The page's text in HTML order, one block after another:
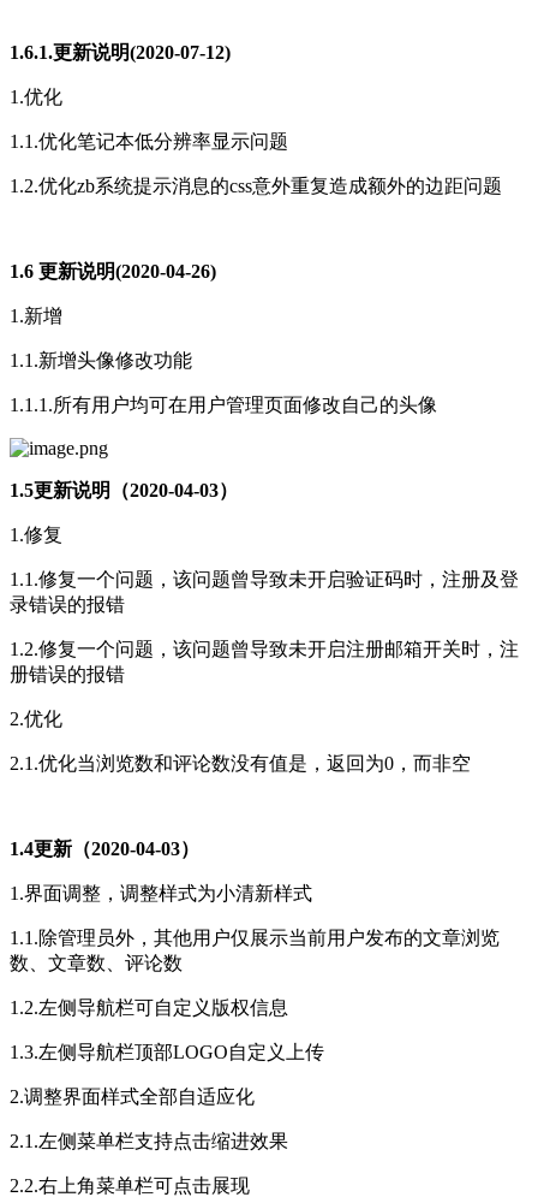
1.6.1.更新说明(2020-07-12)
1.优化
1.1.优化笔记本低分辨率显示问题
1.2.优化zb系统提示消息的css意外重复造成额外的边距问题
1.6 更新说明(2020-04-26)
1.新增
1.1.新增头像修改功能
1.1.1.所有用户均可在用户管理页面修改自己的头像
1.5更新说明（2020-04-03）
1.修复
1.1.修复一个问题，该问题曾导致未开启验证码时，注册及登
录错误的报错
1.2.修复一个问题，该问题曾导致未开启注册邮箱开关时，注
册错误的报错
2.优化
2.1.优化当浏览数和评论数没有值是，返回为0，而非空
1.4更新（2020-04-03）
1.界面调整，调整样式为小清新样式
1.1.除管理员外，其他用户仅展示当前用户发布的文章浏览
数、文章数、评论数
1.2.左侧导航栏可自定义版权信息
1.3.左侧导航栏顶部LOGO自定义上传
2.调整界面样式全部自适应化
2.1.左侧菜单栏支持点击缩进效果
2.2.右上角菜单栏可点击展现